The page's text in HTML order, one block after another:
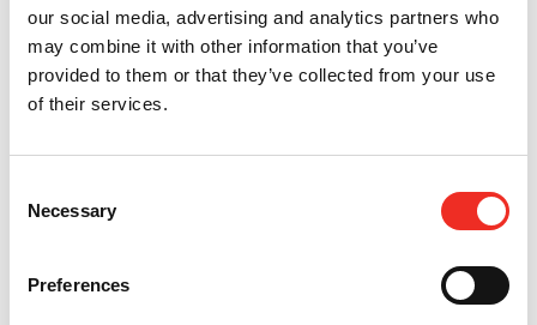
our social media, advertising and analytics partners who
may combine it with other information that you’ve
provided to them or that they’ve collected from your use
of their services.
Selection
Necessary
Preferences